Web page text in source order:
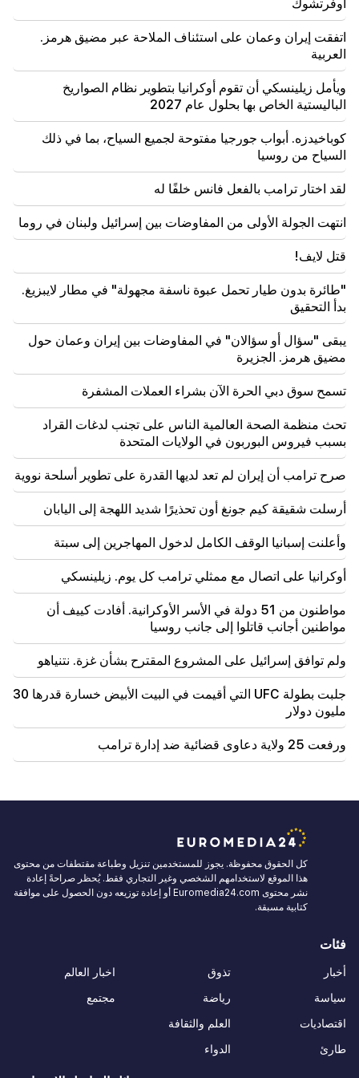
18:11
حادث مأساوي في مكب نفايات نوباراشين
18:01
تفكر آلا بوجاتشيفا في العودة إلى المسرح بسبب مشاكل
مالية
17:52
اتفقت إيران وعمان على استئناف الملاحة عبر مضيق هرمز.
العربية
17:17
ويأمل زيلينسكي أن تقوم أوكرانيا بتطوير نظام الصواريخ
الباليستية الخاص بها بحلول عام 2027
17:12
كوباخيدزه. أبواب جورجيا مفتوحة لجميع السياح، بما في ذلك
السياح من روسيا
14:25
لقد اختار ترامب بالفعل فانس خلفًا له
لم يحصل المعلم على الشهادة وسيترك المدرسة. نيكول
باشينيان
09:28
يجب ألا يكون لدينا طريق حول سيفان في حالة سيئة في
عام 2027. نيكول باشينيان
09:16
هذا هو الاجتماع الأول للحكومة المشكلة حديثا، وعلينا إجراء
بعض المراجعات. نيكول باشينيان
أوفرتشوك
اتفقت إيران وعمان على استئناف الملاحة عبر مضيق هرمز.
العربية
ويأمل زيلينسكي أن تقوم أوكرانيا بتطوير نظام الصواريخ
الباليستية الخاص بها بحلول عام 2027
كوباخيدزه. أبواب جورجيا مفتوحة لجميع السياح، بما في ذلك
السياح من روسيا
لقد اختار ترامب بالفعل فانس خلفًا له
انتهت الجولة الأولى من المفاوضات بين إسرائيل ولبنان في روما
قتل لايف!
"طائرة بدون طيار تحمل عبوة ناسفة مجهولة" في مطار لايبزيغ.
بدأ التحقيق
يبقى "سؤال أو سؤالان" في المفاوضات بين إيران وعمان حول
مضيق هرمز. الجزيرة
تسمح سوق دبي الحرة الآن بشراء العملات المشفرة
تحث منظمة الصحة العالمية الناس على تجنب لدغات القراد
بسبب فيروس البوربون في الولايات المتحدة
صرح ترامب أن إيران لم تعد لديها القدرة على تطوير أسلحة نووية
أرسلت شقيقة كيم جونغ أون تحذيرًا شديد اللهجة إلى اليابان
وأعلنت إسبانيا الوقف الكامل لدخول المهاجرين إلى سبتة
أوكرانيا على اتصال مع ممثلي ترامب كل يوم. زيلينسكي
مواطنون من 51 دولة في الأسر الأوكرانية. أفادت كييف أن
مواطنين أجانب قاتلوا إلى جانب روسيا
ولم توافق إسرائيل على المشروع المقترح بشأن غزة. نتنياهو
جلبت بطولة UFC التي أقيمت في البيت الأبيض خسارة قدرها 30
مليون دولار
ورفعت 25 ولاية دعاوى قضائية ضد إدارة ترامب
كل الحقوق محفوظة. يجوز للمستخدمين تنزيل وطباعة مقتطفات من محتوى
هذا الموقع لاستخدامهم الشخصي وغير التجاري فقط. يُحظر صراحةً إعادة
نشر محتوى Euromedia24.com أو إعادة توزيعه دون الحصول على موافقة
كتابية مسبقة.
فئات
أخبار
سياسة
اقتصاديات
طارئ
تذوق
رياضة
العلم والثقافة
الدواء
اخبار العالم
مجتمع